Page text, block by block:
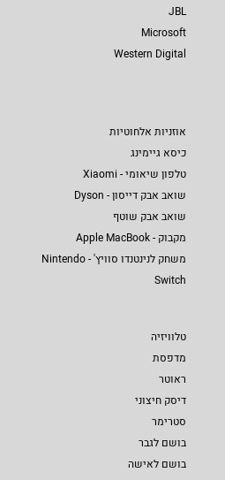
JBL
Microsoft
Western Digital
אוזניות אלחוטיות
כיסא גיימינג
טלפון שיאומי - Xiaomi
שואב אבק דייסון - Dyson
שואב אבק שוטף
מקבוק - Apple MacBook
משחק לנינטנדו סוויץ' - Nintendo
Switch
טלוויזיה
מדפסת
ראוטר
דיסק חיצוני
סטרימר
בושם לגבר
בושם לאישה